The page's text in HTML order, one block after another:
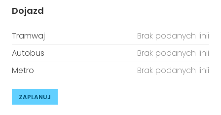
Dojazd
Tramwaj
Brak podanych linii
Autobus
Brak podanych linii
Metro
Brak podanych linii
ZAPLANUJ